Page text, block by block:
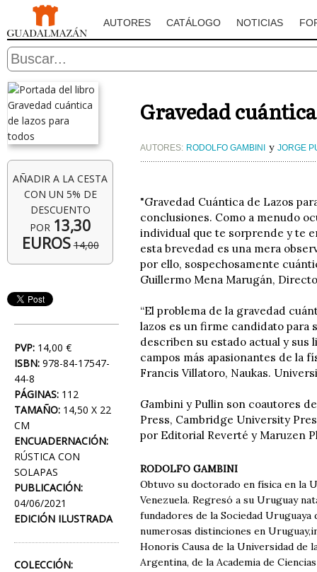
AUTORES CATÁLOGO NOTICIAS
AÑADIR A LA CESTA
CON UN 5% DE
DESCUENTO
POR 13,30
EUROS 14,00
PVP: 14,00 €
ISBN: 978-84-17547-
44-8
PÁGINAS: 112
TAMAÑO: 14,50 X 22
CM
ENCUADERNACIÓN:
RÚSTICA CON
SOLAPAS
PUBLICACIÓN:
04/06/2021
EDICIÓN ILUSTRADA
COLECCIÓN:
Gravedad
AUTORES: RODOLFO GAMBINI y JORGE
"Gravedad Cuántica de Lazos
conclusiones. Como a menudo
individual que te sorprende y te
esta brevedad es una mera
por ello, sospechosamente
Guillermo Mena Marugán,
“El problema de la gravedad
lazos es un firme candidato
describen su estado actual y sus
campos más apasionantes de la
Francis Villatoro, Naukas.
Gambini y Pullin son coautores
Press, Cambridge University
por Editorial Reverté y Maruzen
RODOLFO GAMBINI
Obtuvo su doctorado en física en la
Venezuela. Regresó a su Uruguay
fundadores de la Sociedad Uruguaya
numerosas distinciones en
Honoris Causa de la Universidad de
Argentina, de la Academia de